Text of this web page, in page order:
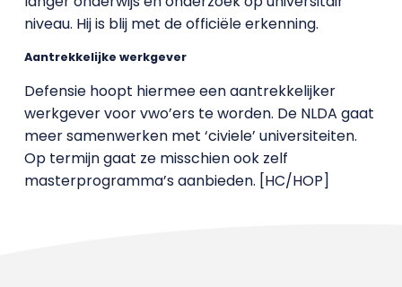
niveau. Hij is blij met de officiële erkenning.
Aantrekkelijke werkgever
Defensie hoopt hiermee een aantrekkelijker
werkgever voor vwo’ers te worden. De NLDA gaat
meer samenwerken met ‘civiele’ universiteiten.
Op termijn gaat ze misschien ook zelf
masterprogramma’s aanbieden. [HC/HOP]